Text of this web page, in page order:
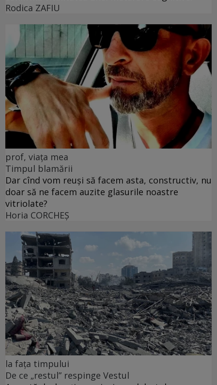
Rodica ZAFIU
prof, viața mea
Timpul blamării
Dar cînd vom reuși să facem asta, constructiv, nu
doar să ne facem auzite glasurile noastre
vitriolate?
Horia CORCHEŞ
la fața timpului
De ce „restul” respinge Vestul